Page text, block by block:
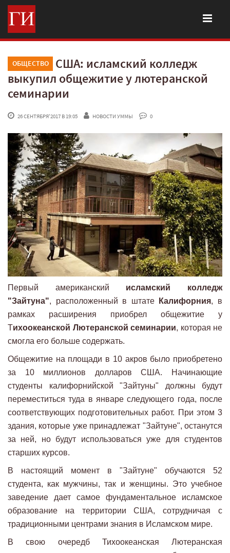
ОБЩЕСТВО
США: исламский колледж
выкупил общежитие у лютеранской
семинарии
26 СЕНТЯБРЯ'2017 В 19:05 НОВОСТИ УММЫ 0
Первый американский исламский колледж
"Зайтуна", расположенный в штате Калифорния, в
рамках расширения приобрел общежитие у
Тихоокеанской Лютеранской семинарии, которая не
смогла его больше содержать.
Общежитие на площади в 10 акров было приобретено
за 10 миллионов долларов США. Начинающие
студенты калифорнийской "Зайтуны" должны будут
переместиться туда в январе следующего года, после
соответствующих подготовительных работ. При этом 3
здания, которые уже принадлежат "Зайтуне", останутся
за ней, но будут использоваться уже для студентов
старших курсов.
В настоящий момент в "Зайтуне" обучаются 52
студента, как мужчины, так и женщины. Это учебное
заведение дает самое фундаментальное исламское
образование на территории США, сотрудничая с
традиционными центрами знания в Исламском мире.
В свою очередб Тихоокеанская Лютеранская